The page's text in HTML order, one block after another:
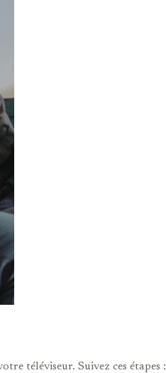
téléviseur. Suivez ces étapes :